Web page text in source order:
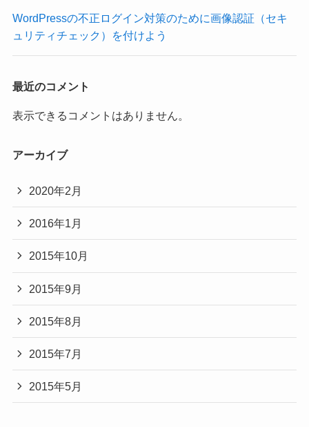
WordPressの不正ログイン対策のために画像認証（セキ
ュリティチェック）を付けよう
最近のコメント
表示できるコメントはありません。
アーカイブ
2020年2月
2016年1月
2015年10月
2015年9月
2015年8月
2015年7月
2015年5月